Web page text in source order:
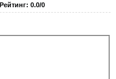
Рейтинг: 0.0/0